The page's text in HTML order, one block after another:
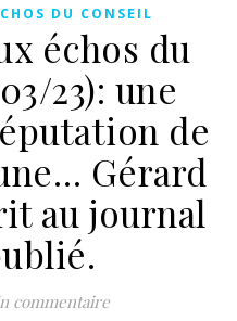
DU CONSEIL
échos du
23): une
de
Gérard
au journal
commentaire